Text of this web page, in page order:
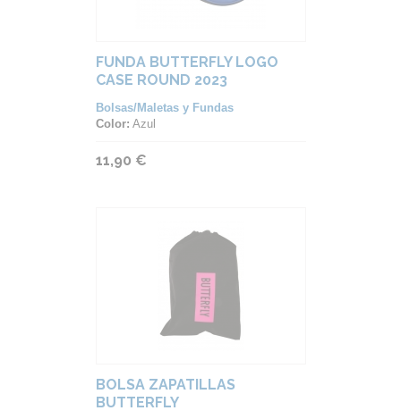
FUNDA BUTTERFLY LOGO
CASE ROUND 2023
Bolsas/Maletas y Fundas
Color: Azul
11,90 €
BOLSA ZAPATILLAS
BUTTERFLY